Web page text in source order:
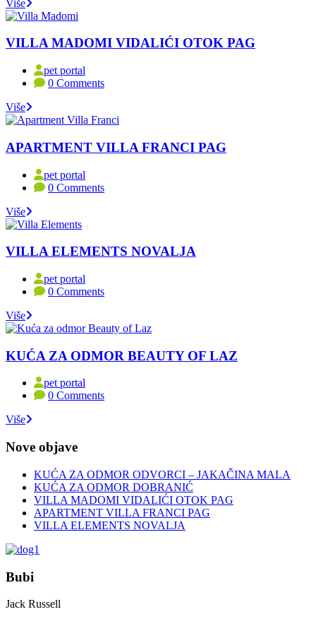
Više
VILLA MADOMI VIDALIĆI OTOK PAG
pet portal
0 Comments
Više
APARTMENT VILLA FRANCI PAG
pet portal
0 Comments
Više
VILLA ELEMENTS NOVALJA
pet portal
0 Comments
Više
KUĆA ZA ODMOR BEAUTY OF LAZ
pet portal
0 Comments
Više
Nove objave
KUĆA ZA ODMOR ODVORCI – JAKAČINA MALA
KUĆA ZA ODMOR DOBRANIĆ
VILLA MADOMI VIDALIĆI OTOK PAG
APARTMENT VILLA FRANCI PAG
VILLA ELEMENTS NOVALJA
Bubi
Jack Russell